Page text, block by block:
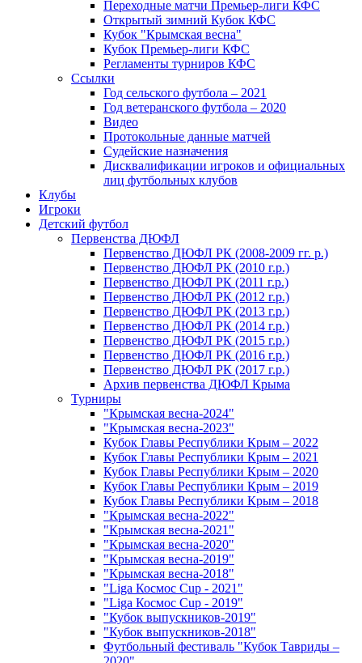
Переходные матчи Премьер-лиги КФС
Открытый зимний Кубок КФС
Кубок "Крымская весна"
Кубок Премьер-лиги КФС
Регламенты турниров КФС
Ссылки
Год сельского футбола – 2021
Год ветеранского футбола – 2020
Видео
Протокольные данные матчей
Судейские назначения
Дисквалификации игроков и официальных
лиц футбольных клубов
Клубы
Игроки
Детский футбол
Первенства ДЮФЛ
Первенство ДЮФЛ РК (2008-2009 гг. р.)
Первенство ДЮФЛ РК (2010 г.р.)
Первенство ДЮФЛ РК (2011 г.р.)
Первенство ДЮФЛ РК (2012 г.р.)
Первенство ДЮФЛ РК (2013 г.р.)
Первенство ДЮФЛ РК (2014 г.р.)
Первенство ДЮФЛ РК (2015 г.р.)
Первенство ДЮФЛ РК (2016 г.р.)
Первенство ДЮФЛ РК (2017 г.р.)
Архив первенства ДЮФЛ Крыма
Турниры
"Крымская весна-2024"
"Крымская весна-2023"
Кубок Главы Республики Крым – 2022
Кубок Главы Республики Крым – 2021
Кубок Главы Республики Крым – 2020
Кубок Главы Республики Крым – 2019
Кубок Главы Республики Крым – 2018
"Крымская весна-2022"
"Крымская весна-2021"
"Крымская весна-2020"
"Крымская весна-2019"
"Крымская весна-2018"
"Liga Космос Cup - 2021"
"Liga Космос Cup - 2019"
"Кубок выпускников-2019"
"Кубок выпускников-2018"
Футбольный фестиваль "Кубок Тавриды –